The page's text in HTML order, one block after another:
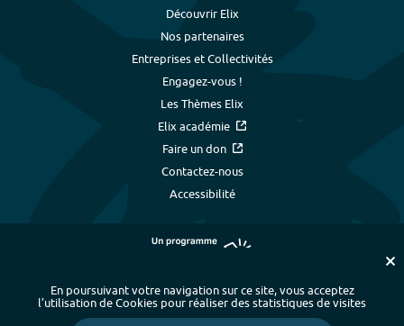
Découvrir Elix
Nos partenaires
Entreprises et Collectivités
Engagez-vous !
Les Thèmes Elix
Elix académie
Faire un don
Contactez-nous
Accessibilité
Plan du site - Index alphabétique -
En poursuivant votre navigation sur ce site, vous acceptez
l’utilisation de Cookies pour réaliser des statistiques de visites